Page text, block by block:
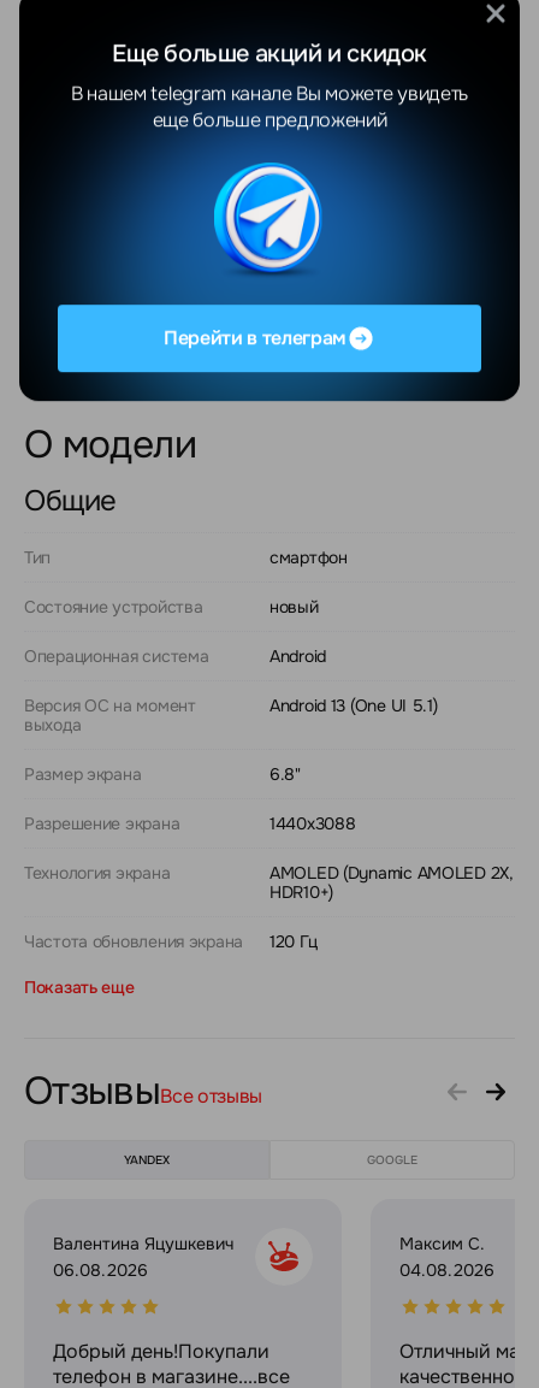
Мы осуществляем доставку по всей Беларуси: Минск,
Брест, Гродно, Витебск, Гомель, Могилёв и области.
Жителям Минска доставка обойдется совершенно
бесплатно при покупке товара от 700 BYN, а
О модели
Общие
Тип смартфон
Состояние устройства новый
Операционная система Android
Версия ОС на момент
выхода
Android 13 (One UI 5.1)
Размер экрана 6.8"
Разрешение экрана 1440x3088
Технология экрана
AMOLED (Dynamic AMOLED 2X,
HDR10+)
Частота обновления экрана 120 Гц
Показать еще
ОтзывыВсе отзывы
YANDEX GOOGLE
Валентина Яцушкевич
06.08.2026
Добрый день!Покупали
телефон в магазине....все
Максим С.
04.08.2026
Отличный
качественное
Перейти в телеграм
Еще больше акций и скидок
В нашем telegram канале Вы можете увидеть
еще больше предложений